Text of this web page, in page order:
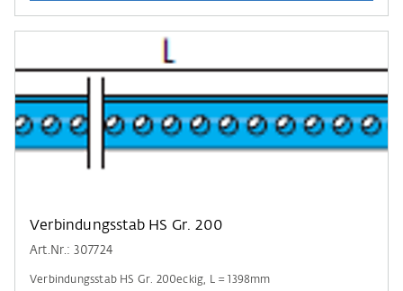
Verbindungsstab HS Gr. 200
Art.Nr.: 307724
Verbindungsstab HS Gr. 200eckig, L = 1398mm